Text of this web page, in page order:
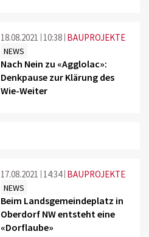
18.08.2021 10:38 BAUPROJEKTE
NEWS
Nach Nein zu «Agglolac»:
Denkpause zur Klärung des
Wie-Weiter
17.08.2021 14:34 BAUPROJEKTE
NEWS
Beim Landsgemeindeplatz in
Oberdorf NW entsteht eine
«Dorflaube»